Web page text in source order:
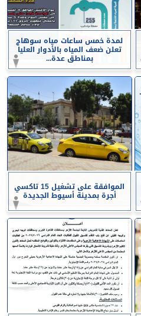
لمدة خمس ساعات مياه سوهاج
تعلن ضعف المياه بالأدوار العليا
بمناطق عدة...
الموافقة على تشغيل 15 تاكسي
أجرة بمدينة أسيوط الجديدة